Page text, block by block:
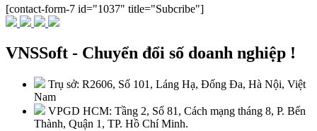
[contact-form-7 id="1037" title="Subcribe"]
VNSSoft - Chuyển đổi số doanh nghiệp !
Trụ sở: R2606, Số 101, Láng Hạ, Đống Đa, Hà Nội, Việt
Nam
VPGD HCM: Tầng 2, Số 81, Cách mạng tháng 8, P. Bến
Thành, Quận 1, TP. Hồ Chí Minh.